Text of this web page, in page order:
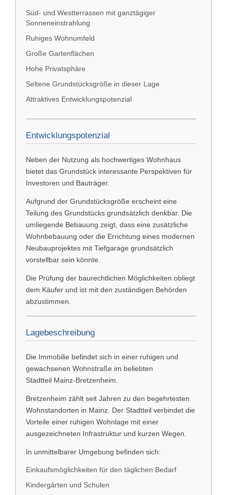
Süd- und Westterrassen mit ganztägiger
Sonneneinstrahlung
Ruhiges Wohnumfeld
Große Gartenflächen
Hohe Privatsphäre
Seltene Grundstücksgröße in dieser Lage
Attraktives Entwicklungspotenzial
Entwicklungspotenzial
Neben der Nutzung als hochwertiges Wohnhaus
bietet das Grundstück interessante Perspektiven für
Investoren und Bauträger.
Aufgrund der Grundstücksgröße erscheint eine
Teilung des Grundstücks grundsätzlich denkbar. Die
umliegende Bebauung zeigt, dass eine zusätzliche
Wohnbebauung oder die Errichtung eines modernen
Neubauprojektes mit Tiefgarage grundsätzlich
vorstellbar sein könnte.
Die Prüfung der baurechtlichen Möglichkeiten obliegt
dem Käufer und ist mit den zuständigen Behörden
abzustimmen.
Lagebeschreibung
Die Immobilie befindet sich in einer ruhigen und
gewachsenen Wohnstraße im beliebten
Stadtteil Mainz-Bretzenheim
Bretzenheim zählt seit Jahren zu den begehrtesten
Wohnstandorten in Mainz. Der Stadtteil verbindet die
Vorteile einer ruhigen Wohnlage mit einer
ausgezeichneten Infrastruktur und kurzen Wegen.
In unmittelbarer Umgebung befinden sich:
Einkaufsmöglichkeiten für den täglichen Bedarf
Kindergärten und Schulen